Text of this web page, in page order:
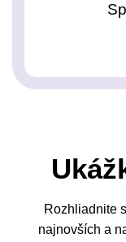
Rozhliadnite
najnovších a